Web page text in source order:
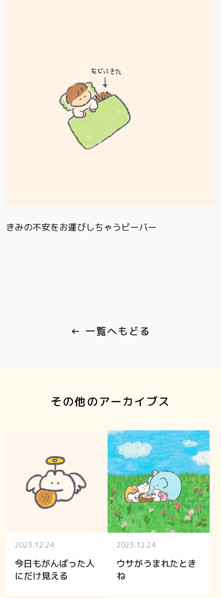
きみの不安をお運びしちゃうビーバー
← 一覧へもどる
その他のアーカイブス
2023.12.24
今日もがんばった人
にだけ見える
2023.12.24
ウサがうまれたとき
ね